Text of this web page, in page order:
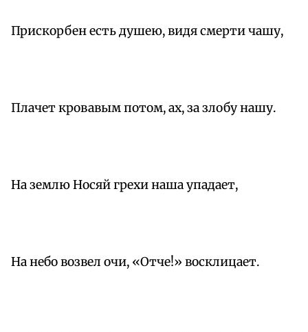
Прискорбен есть душею, видя смерти чашу,
Плачет кровавым потом, ах, за злобу нашу.
На землю Носяй грехи наша упадает,
На небо возвел очи, «Отче!» восклицает.